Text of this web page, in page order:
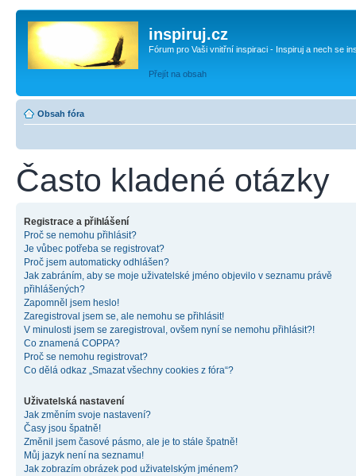
inspiruj.cz
Fórum pro Vaši vnitřní inspiraci - Inspiruj a nech se
Přejít na obsah
Obsah fóra
Často kladené otázky
Registrace a přihlášení
Proč se nemohu přihlásit?
Je vůbec potřeba se registrovat?
Proč jsem automaticky odhlášen?
Jak zabráním, aby se moje uživatelské jméno objevilo v seznamu právě
přihlášených?
Zapomněl jsem heslo!
Zaregistroval jsem se, ale nemohu se přihlásit!
V minulosti jsem se zaregistroval, ovšem nyní se nemohu přihlásit?!
Co znamená COPPA?
Proč se nemohu registrovat?
Co dělá odkaz „Smazat všechny cookies z fóra“?
Uživatelská nastavení
Jak změním svoje nastavení?
Časy jsou špatně!
Změnil jsem časové pásmo, ale je to stále špatně!
Můj jazyk není na seznamu!
Jak zobrazím obrázek pod uživatelským jménem?